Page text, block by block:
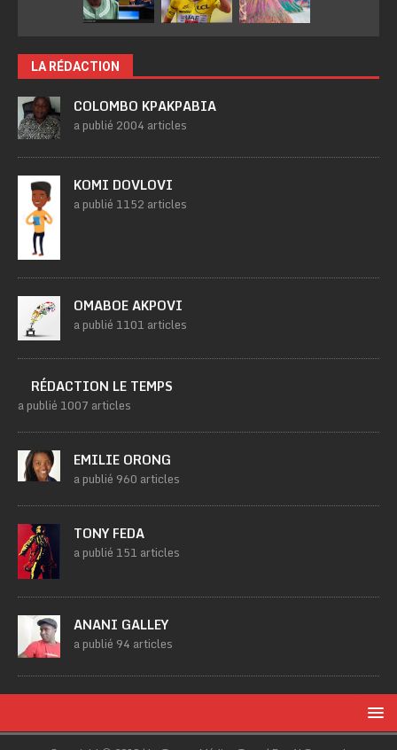
LA RÉDACTION
COLOMBO KPAKPABIA
a publié 2004 articles
KOMI DOVLOVI
a publié 1152 articles
OMABOE AKPOVI
a publié 1101 articles
RÉDACTION LE TEMPS
a publié 1007 articles
EMILIE ORONG
a publié 960 articles
TONY FEDA
a publié 151 articles
ANANI GALLEY
a publié 94 articles